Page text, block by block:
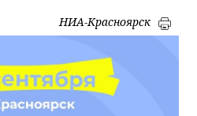
НИА-Красноярск